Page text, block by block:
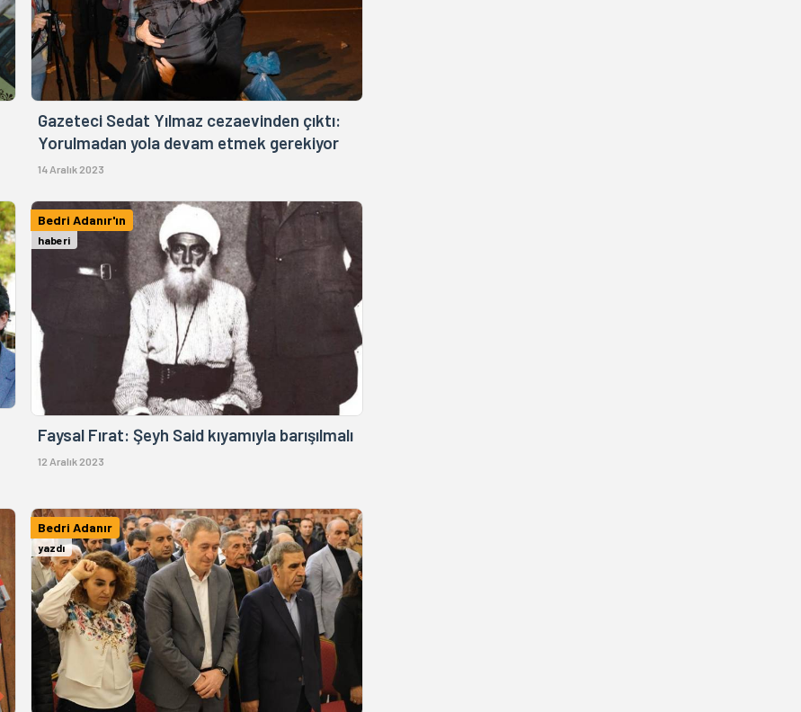
Gazeteci Sedat Yılmaz cezaevinden çıktı:
Yorulmadan yola devam etmek gerekiyor
14 Aralık 2023
Bedri Adanır'ın
haberi
Faysal Fırat: Şeyh Said kıyamıyla barışılmalı
12 Aralık 2023
Bedri Adanır
yazdı